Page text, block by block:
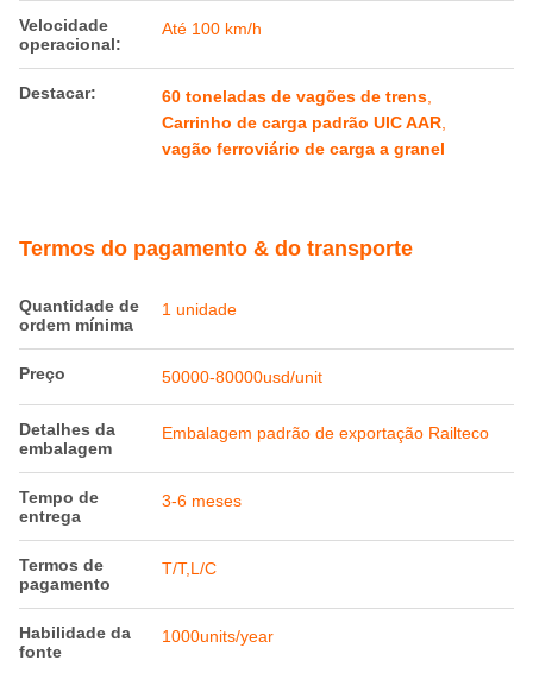
Velocidade
operacional:
Até 100 km/h
Destacar: 60 toneladas de vagões de trens,
Carrinho de carga padrão UIC AAR,
vagão ferroviário de carga a granel
Termos do pagamento & do transporte
Quantidade de
ordem mínima
1 unidade
Preço 50000-80000usd/unit
Detalhes da
embalagem
Embalagem padrão de exportação Railteco
Tempo de
entrega
3-6 meses
Termos de
pagamento
T/T,L/C
Habilidade da
fonte
1000units/year